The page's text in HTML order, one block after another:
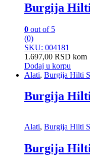
Burgija Hilti
0 out of 5
(0)
SKU: 004181
1.697,00 RSD kom
Dodaj u korpu
Alati, Burgija Hilti
Burgija Hilti
Alati, Burgija Hilti
Burgija Hilti